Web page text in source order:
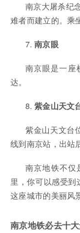
南京大屠杀纪
难者而建立的。乘
7. 南京眼
南京眼是一座
达。
8. 紫金山天文
紫金山天文台
线到南京站，出站
南京地铁不仅
里，你可以感受
这座城市的美丽风
南京地铁必去十